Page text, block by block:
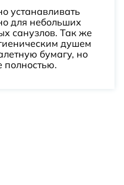
устанавливать
для небольших
санузлов. Так же
душем
бумагу, но
полностью.